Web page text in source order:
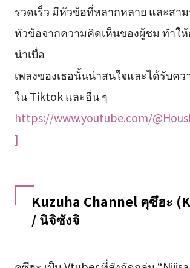
รวดเร็ว มีหัวข้อที่หลากหลาย และสา
หัวข้อจากความคิดเห็นของผู้ชม ทำให้
น่าเบื่อ
เพลงของเธอนั้นน่าสนใจและได้รับค
ใน Tiktok และอื่น ๆ
https://www.youtube.com/
]
Kuzuha Channel คุซึฮะ
/ นิจิซังจิ